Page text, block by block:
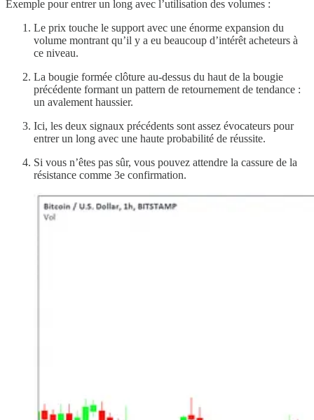
Exemple pour entrer un long avec l’utilisation des volumes :
Le prix touche le support avec une énorme expansion du
volume montrant qu’il y a eu beaucoup d’intérêt acheteurs à
ce niveau.
La bougie formée clôture au-dessus du haut de la bougie
précédente formant un pattern de retournement de tendance :
un avalement haussier.
Ici, les deux signaux précédents sont assez évocateurs pour
entrer un long avec une haute probabilité de réussite.
Si vous n’êtes pas sûr, vous pouvez attendre la cassure de la
résistance comme 3e confirmation.